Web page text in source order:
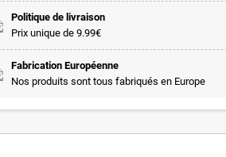
Politique de livraison
Prix unique de 9.99€
Fabrication Européenne
Nos produits sont tous fabriqués en Europe